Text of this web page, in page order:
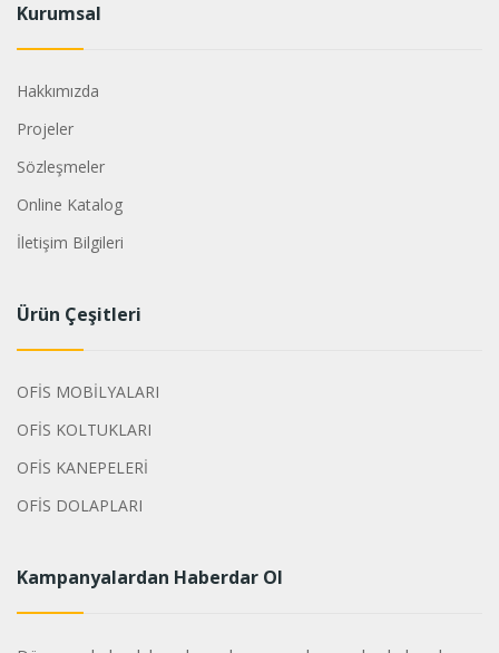
Kurumsal
Hakkımızda
Projeler
Sözleşmeler
Online Katalog
İletişim Bilgileri
Ürün Çeşitleri
OFİS MOBİLYALARI
OFİS KOLTUKLARI
OFİS KANEPELERİ
OFİS DOLAPLARI
Kampanyalardan Haberdar Ol